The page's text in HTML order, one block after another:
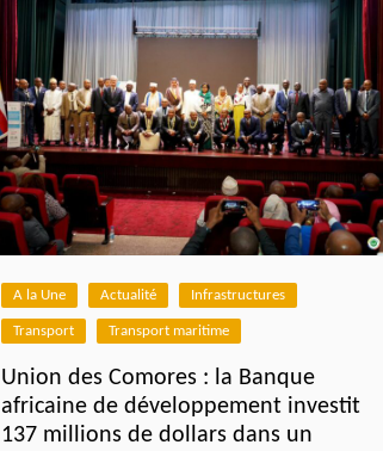
Tunisie
République Démocratique du
Congo
São Tomé et Príncipe
Seychelles
Sierra Leone
Soudan
Zimbabwe
A la Une Actualité Infrastructures
Transport Transport maritime
Union des Comores : la Banque
africaine de développement investit
137 millions de dollars dans un